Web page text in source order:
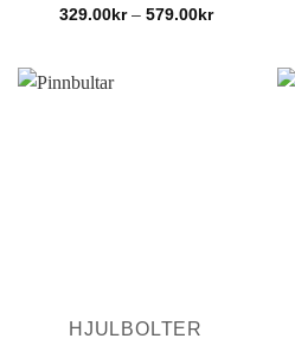
Vurdert
329.00kr – 579.00krPrisområde:
HJULBOLTER